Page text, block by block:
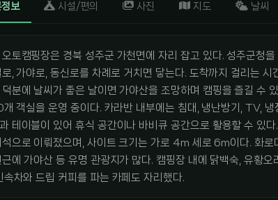
보 시설/편의 사진 지도 날씨
토캠핑장은 경북 성주군 가천면에 자리 잡고 있다. 성주군청
로, 가야로, 동신로를 차례로 거치면 닿는다. 도착까지 걸리는
분에 날씨가 좋은 날이면 가야산을 조망하며 캠핑을 즐길 수
개 객실을 운영 중이다. 카라반 내부에는 침대, 냉난방기, TV,
테이블이 있어 휴식 공간이나 바비큐 공간으로 활용할 수 있
으로 이뤄졌으며, 사이트 크기는 가로 4m 세로 6m이다. 화로
에 가야산 등 유명 관광지가 많다. 캠핑장 내에 닭백숙, 유황오
속차와 드립 커피를 파는 카페도 자리했다.